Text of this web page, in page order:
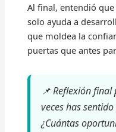
Al final, entendió
solo ayuda a
que moldea la
puertas que antes
📌 Reflexión final
veces has
¿Cuántas